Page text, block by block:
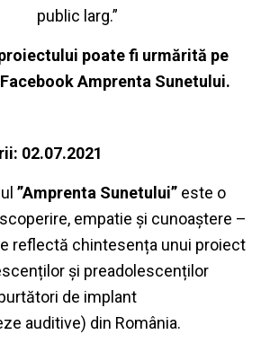
public larg.”
poate fi urmărită pe
Amprenta Sunetului.
02.07.2021
”Amprenta Sunetului”este o
empatie și cunoaștere –
reflectă chintesența unui proiect
și preadolescenților
de implant
auditive) din România.